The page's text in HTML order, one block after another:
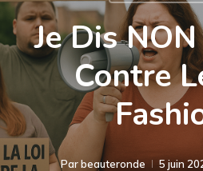
Je Dis
Contre
Parbeauteronde 5 juin